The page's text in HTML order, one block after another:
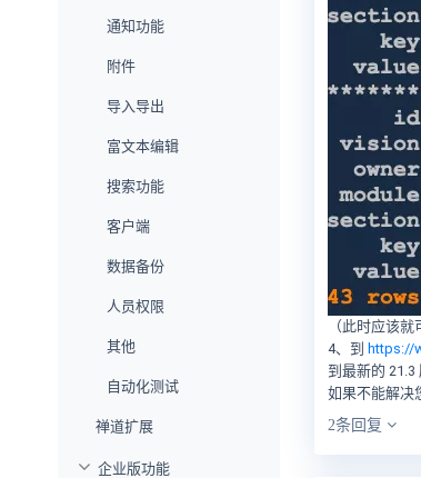
通知功能
附件
导入导出
富文本编辑
搜索功能
客户端
数据备份
人员权限
其他
自动化测试
禅道扩展
企业版功能
（此时应该就
4、到 https://
到最新的 21.3
如果不能解决
2条回复